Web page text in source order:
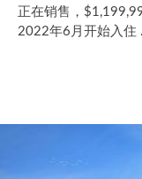
正在销售，
2022年6月开始入住